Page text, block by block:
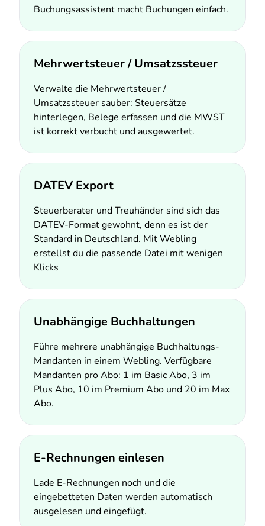
Buchungsassistent macht Buchungen einfach.
Mehrwertsteuer / Umsatzssteuer
Verwalte die Mehrwertsteuer /
Umsatzssteuer sauber: Steuersätze
hinterlegen, Belege erfassen und die MWST
ist korrekt verbucht und ausgewertet.
DATEV Export
Steuerberater und Treuhänder sind sich das
DATEV-Format gewohnt, denn es ist der
Standard in Deutschland. Mit Webling
erstellst du die passende Datei mit wenigen
Klicks
Unabhängige Buchhaltungen
Führe mehrere unabhängige Buchhaltungs-
Mandanten in einem Webling. Verfügbare
Mandanten pro Abo: 1 im Basic Abo, 3 im
Plus Abo, 10 im Premium Abo und 20 im Max
Abo.
E-Rechnungen einlesen
Lade E-Rechnungen noch und die
eingebetteten Daten werden automatisch
ausgelesen und eingefügt.